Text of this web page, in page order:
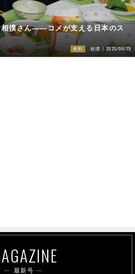
相撲さん――コメが支える日本のス
有料 相撲 2025/06/15
最新号